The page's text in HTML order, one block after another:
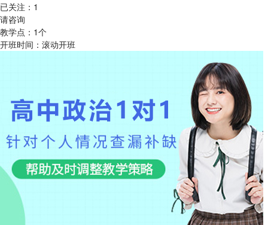
已关注： 1
请咨询
教学点： 1个
开班时间： 滚动开班